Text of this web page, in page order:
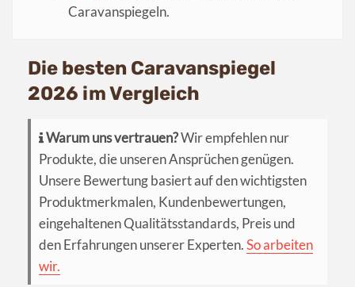
Caravanspiegeln.
Die besten Caravanspiegel
2026 im Vergleich
Warum uns vertrauen?Wir empfehlen nur
Produkte, die unseren Ansprüchen genügen.
Unsere Bewertung basiert auf den wichtigsten
Produktmerkmalen, Kundenbewertungen,
eingehaltenen Qualitätsstandards, Preis und
den Erfahrungen unserer Experten.So arbeiten
wir.